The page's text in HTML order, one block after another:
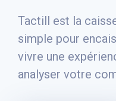
Tactill est la
simple pour
vivre une
analyser votre